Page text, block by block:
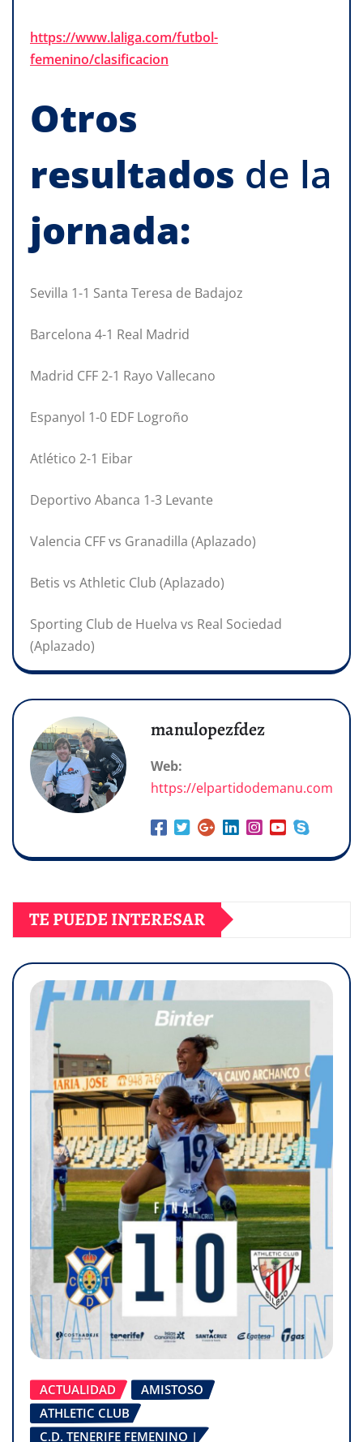
https://www.laliga.com/futbol-
femenino/clasificacion
Otros
resultados de la
jornada:
Sevilla 1-1 Santa Teresa de Badajoz
Barcelona 4-1 Real Madrid
Madrid CFF 2-1 Rayo Vallecano
Espanyol 1-0 EDF Logroño
Atlético 2-1 Eibar
Deportivo Abanca 1-3 Levante
Valencia CFF vs Granadilla (Aplazado)
Betis vs Athletic Club (Aplazado)
Sporting Club de Huelva vs Real Sociedad
(Aplazado)
manulopezfdez
Web:
https://elpartidodemanu.com
TE PUEDE INTERESAR
ACTUALIDAD
AMISTOSO
ATHLETIC CLUB
C.D. TENERIFE FEMENINO |